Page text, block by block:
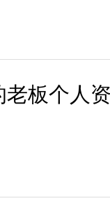
板个人